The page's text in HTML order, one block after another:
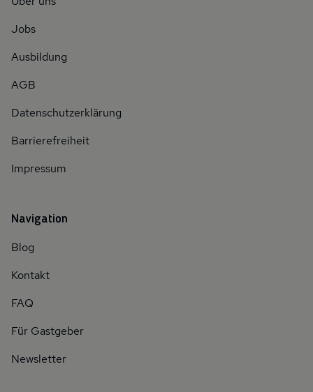
Jobs
Ausbildung
AGB
Datenschutzerklärung
Barrierefreiheit
Impressum
Navigation
Blog
Kontakt
FAQ
Für Gastgeber
Newsletter